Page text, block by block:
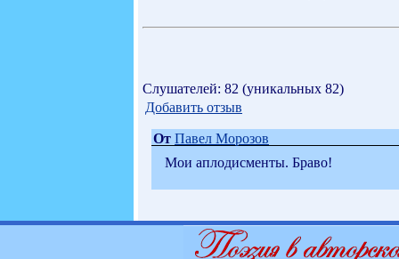
Слушателей: 82 (уникальных 82)
Добавить отзыв
От Павел Морозов
Мои аплодисменты. Браво!